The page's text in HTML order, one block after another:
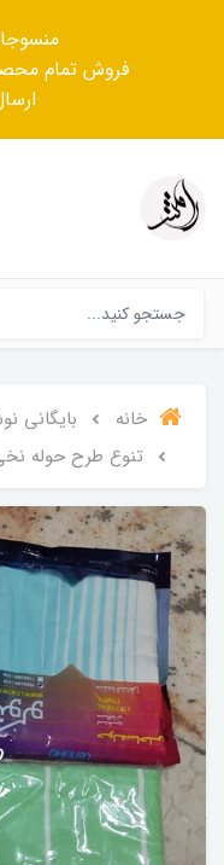
فروش تمام
خانه
بایگانی
تنوع طرح حوله نخی یزد سایز